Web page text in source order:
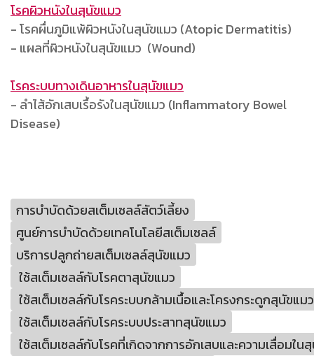
โรคผิวหนังในสุนัขแมว
- โรคผื่นภูมิแพ้ผิวหนังในสุนัขแมว (Atopic Dermatitis)
- แผลที่ผิวหนังในสุนัขแมว (Wound)
โรคระบบทางเดินอาหารในสุนัขแมว
- ลำไส้อักเสบเรื้อรังในสุนัขแมว (Inflammatory Bowel
Disease)
การบำบัดด้วยสเต็มเซลล์สัตว์เลี้ยง
ศูนย์การบำบัดด้วยเทคโนโลยีสเต็มเซลล์
บริการปลูกถ่ายสเต็มเซลล์สุนัขแมว
ใช้สเต็มเซลล์กับโรคตาสุนัขแมว
ใช้สเต็มเซลล์กับโรคระบบกล้ามเนื้อและโครงกระดูกสุนัขแมว
ใช้สเต็มเซลล์กับโรคระบบประสาทสุนัขแมว
ใช้สเต็มเซลล์กับโรคที่เกิดจากการอักเสบและความเสื่อมใน